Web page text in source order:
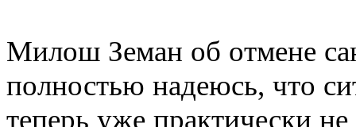
Милош Земан об отмене
полностью надеюсь, что
теперь уже практически